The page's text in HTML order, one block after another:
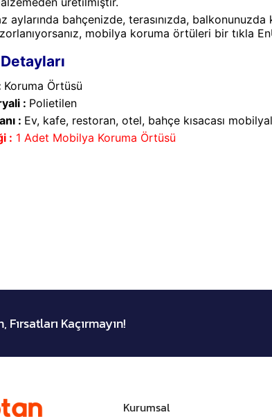
aylarında bahçenizde, terasınızda,
mobilya koruma örtüleri bir tıkla
Koruma Örtüsü
: Polietilen
: Ev, kafe, restoran, otel, bahçe kısacası
: 1 Adet Mobilya Koruma Örtüsü
Kaçırmayın!
Kurumsal